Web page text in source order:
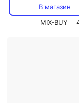
RB-E27-K красно-
спектра 16 Вт Е27,
В магазин
MIX-BUY